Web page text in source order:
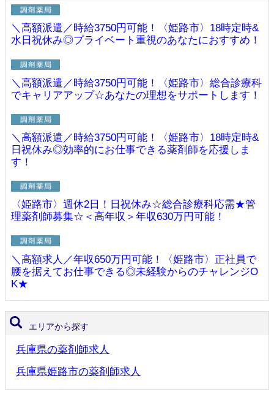
＼高額派遣／時給3750円可能！〈姫路市〉18時定時&
水日祝休み◎プライベート重視のあなたにおすすめ！
＼高額派遣／時給3750円可能！〈姫路市〉総合診療科
でキャリアアップ☆あなたの理想をサポートします！
＼高額派遣／時給3750円可能！〈姫路市〉18時定時&
日祝休み◎効率的にお仕事できる薬剤師を応援しま
す！
〈姫路市〉週休2日！日祝休み☆総合診療科応需★管
理薬剤師募集☆＜高年収＞年収630万円可能！
＼高額求人／年収650万円可能！〈姫路市〉正社員で
腰を据えてお仕事できる◎未経験からのチャレンジO
K★
エリアから探す
兵庫県の薬剤師求人
兵庫県姫路市の薬剤師求人